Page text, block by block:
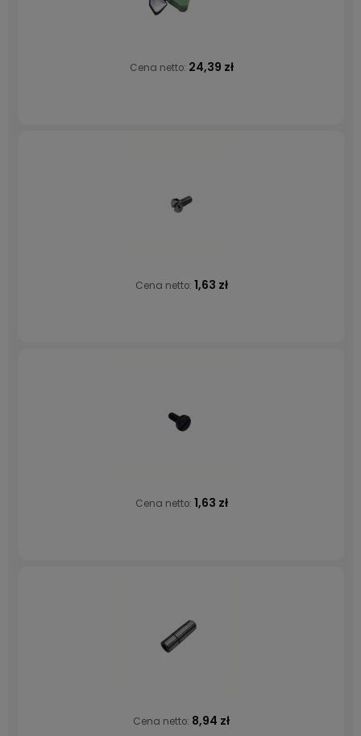
Cena netto: 24,39 zł
Cena netto: 1,63 zł
Cena netto: 1,63 zł
Cena netto: 8,94 zł